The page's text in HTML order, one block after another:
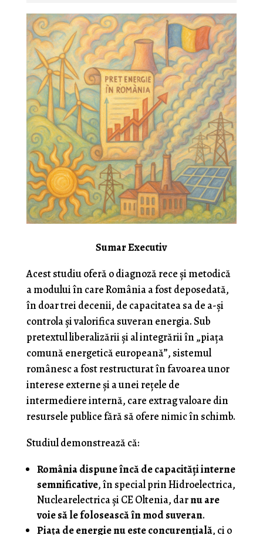
Sumar Executiv
Acest studiu oferă o diagnoză rece și metodică
a modului în care România a fost deposedată,
în doar trei decenii, de capacitatea sa de a-și
controla și valorifica suveran energia. Sub
pretextul liberalizării și al integrării în „piața
comună energetică europeană”, sistemul
românesc a fost restructurat în favoarea unor
interese externe și a unei rețele de
intermediere internă, care extrag valoare din
resursele publice fără să ofere nimic în schimb.
Studiul demonstrează că:
România dispune încă de capacități interne
semnificative, în special prin Hidroelectrica,
Nuclearelectrica și CE Oltenia, darnu are
voie să le folosească în mod suveran.
Piața de energie nu este concurențială, ci o